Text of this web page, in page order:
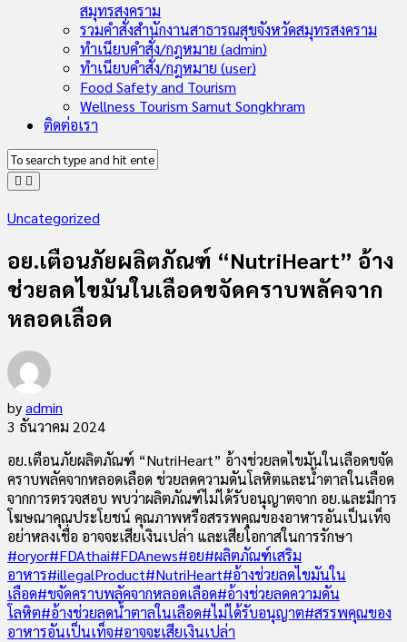
สมุทรสงคราม
รวมคำสั่งสำนักงานสาธารณสุขจังหวัดสมุทรสงคราม
ทำเนียบคำสั่ง/กฎหมาย (admin)
ทำเนียบคำสั่ง/กฎหมาย (user)
Food Safety and Tourism
Wellness Tourism Samut Songkhram
ติดต่อเรา
Uncategorized
อย.เตือนภัยผลิตภัณฑ์ “NutriHeart” อ้าง
ช่วยลดไขมันในเลือดขจัดคราบพลัคจาก
หลอดเลือด
byadmin
3 ธันวาคม 2024
อย.เตือนภัยผลิตภัณฑ์ “NutriHeart” อ้างช่วยลดไขมันในเลือดขจัด
คราบพลัคจากหลอดเลือด ช่วยลดความดันโลหิตและน้ำตาลในเลือด
จากการตรวจสอบ พบว่าผลิตภัณฑ์ไม่ได้รับอนุญาตจาก อย.และมีการ
โฆษณาคุณประโยชน์ คุณภาพหรือสรรพคุณของอาหารอันเป็นเท็จ
อย่าหลงเชื่อ อาจจะเสียเงินเปล่า และเสียโอกาสในการรักษา
#oryor#FDAthai#FDAnews#อย#ผลิตภัณฑ์เสริม
อาหาร#illegalProduct#NutriHeart#อ้างช่วยลดไขมันใน
เลือด#ขจัดคราบพลัคจากหลอดเลือด#อ้างช่วยลดความดัน
โลหิต#อ้างช่วยลดน้ำตาลในเลือด#ไม่ได้รับอนุญาต#สรรพคุณของ
อาหารอันเป็นเท็จ#อาจจะเสียเงินเปล่า